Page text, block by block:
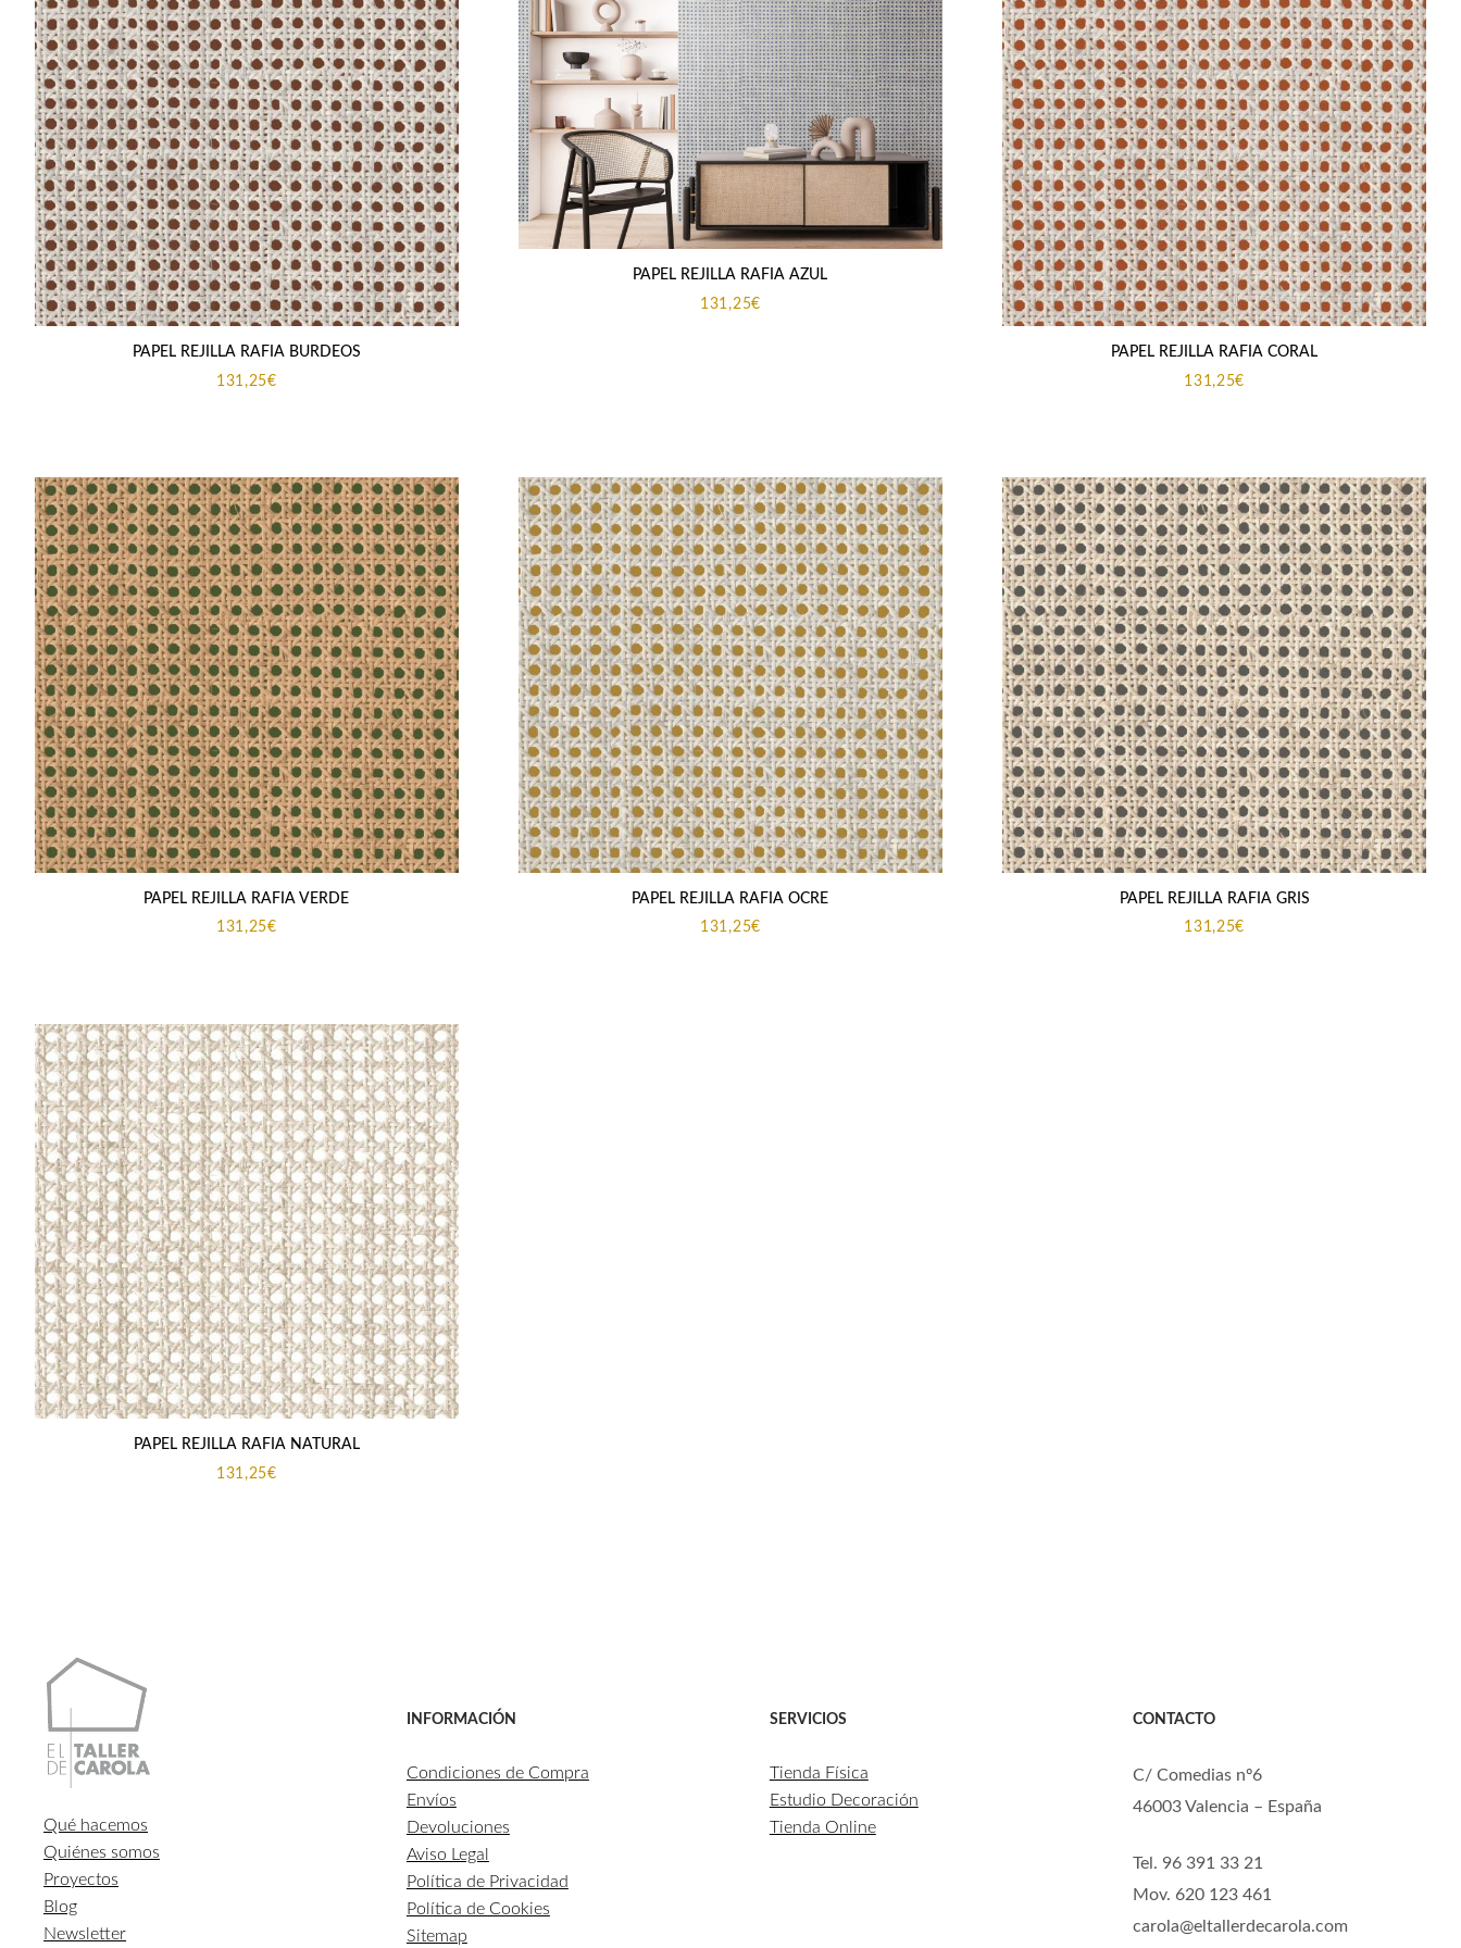
PAPEL REJILLA RAFIA BURDEOS
131,25€
PAPEL REJILLA RAFIA AZUL
131,25€
PAPEL REJILLA RAFIA CORAL
131,25€
PAPEL REJILLA RAFIA VERDE
131,25€
PAPEL REJILLA RAFIA OCRE
131,25€
PAPEL REJILLA RAFIA GRIS
131,25€
PAPEL REJILLA RAFIA NATURAL
131,25€
Qué hacemos
Quiénes somos
Proyectos
Blog
Newsletter
INFORMACIÓN
Condiciones de Compra
Envíos
Devoluciones
Aviso Legal
Política de Privacidad
Política de Cookies
Sitemap
SERVICIOS
Tienda Física
Estudio Decoración
Tienda Online
CONTACTO
C/ Comedias nº6
46003 Valencia – España
Tel. 96 391 33 21
Mov. 620 123 461
carola@eltallerdecarola.com